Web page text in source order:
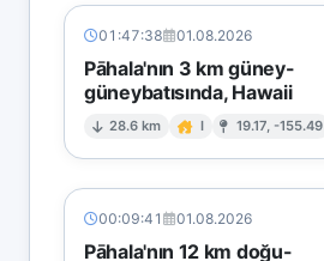
01:47:38 01.08.2026
Pāhala'nın 3 km güney-
güneybatısında, Hawaii
28.6 km I 19.17, -155.49
00:09:41 01.08.2026
Pāhala'nın 12 km doğu-